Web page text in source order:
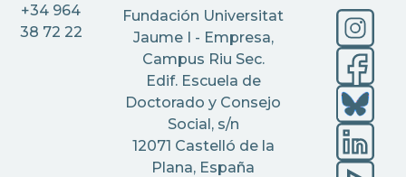
+34 964
38 72 22
Fundación Universitat
Jaume I - Empresa,
Campus Riu Sec.
Edif. Escuela de
Doctorado y Consejo
Social, s/n
12071 Castelló de la
Plana, España